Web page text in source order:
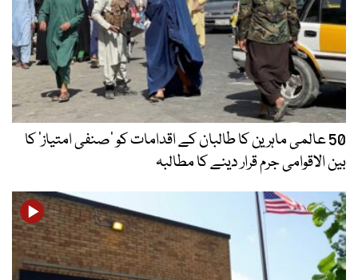
50 عالمی ماہرین کا طالبان کے اقدامات کو ’صنفی امتیاز‘ کا
بین الاقوامی جرم قرار دینے کا مطالبہ